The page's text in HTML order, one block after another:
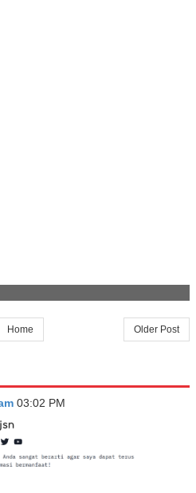
Older Post
Home
03:02 PM